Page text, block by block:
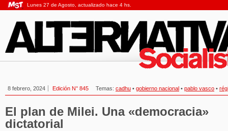
Lunes 27 de Agosto, actualizado hace 4 hs.
8 febrero, 2024 Edición N° 845 Temas: cadhu • gobierno nacional • pablo vasco •
El plan de Milei. Una «democracia»
dictatorial